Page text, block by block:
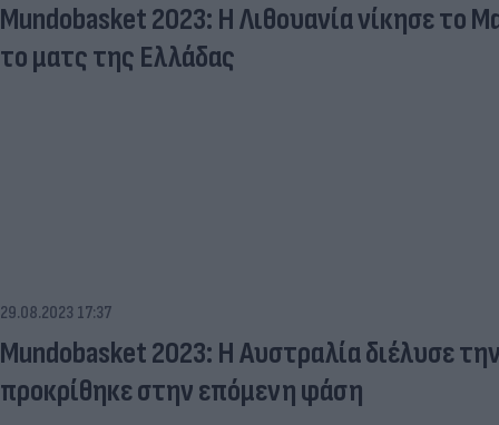
Mundobasket 2023: Η Λιθουανία νίκησε το
το ματς της Ελλάδας
29.08.2023 17:37
Mundobasket 2023: Η Αυστραλία διέλυσε
προκρίθηκε στην επόμενη φάση